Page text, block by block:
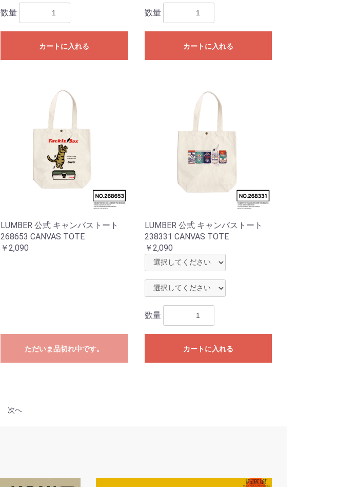
数量
カートに入れる
数量
カートに入れる
LUMBER 公式 キャンバストート
268653 CANVAS TOTE
￥2,090
ただいま品切れ中です。
LUMBER 公式 キャンバストート
238331 CANVAS TOTE
￥2,090
数量
カートに入れる
次へ